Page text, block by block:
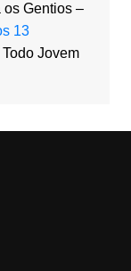
os Gentios –
13
Jovem